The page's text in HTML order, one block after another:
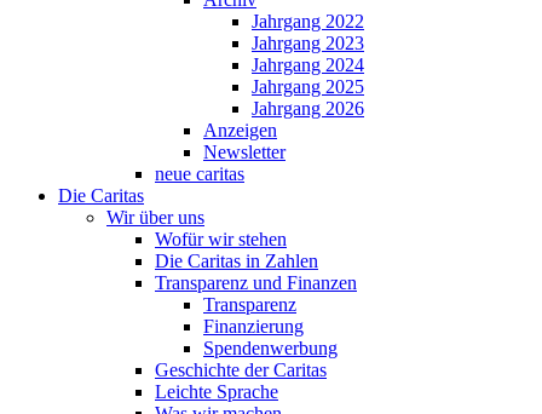
Jahrgang 2022
Jahrgang 2023
Jahrgang 2024
Jahrgang 2025
Jahrgang 2026
Anzeigen
Newsletter
neue caritas
Die Caritas
Wir über uns
Wofür wir stehen
Die Caritas in Zahlen
Transparenz und Finanzen
Transparenz
Finanzierung
Spendenwerbung
Geschichte der Caritas
Leichte Sprache